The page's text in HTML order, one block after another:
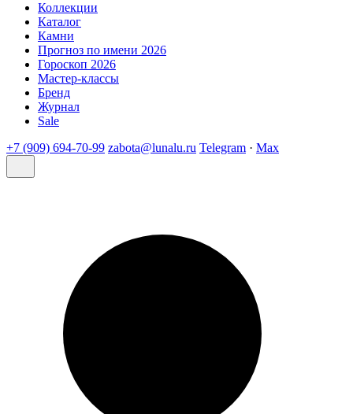
Коллекции
Каталог
Камни
Прогноз по имени 2026
Гороскоп 2026
Мастер-классы
Бренд
Журнал
Sale
+7 (909) 694-70-99 zabota@lunalu.ru Telegram · Max